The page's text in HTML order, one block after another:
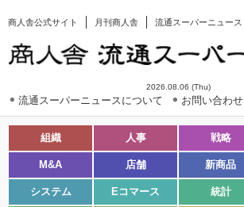
商人舎公式サイト 月刊商人舎 流通スーパーニュース
2026.08.06 (Thu)
流通スーパーニュースについて お問い合わせ
組織 人事 戦略
M&A 店舗 新商品
システム Eコマース 統計